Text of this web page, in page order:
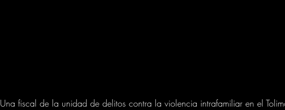
Una fiscal de la unidad de delitos contra la violencia intrafamiliar en el